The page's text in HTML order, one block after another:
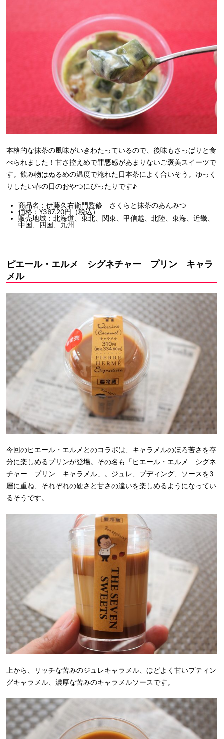
本格的な抹茶の風味がいきわたっているので、後味もさっぱりと食
べられました！甘さ控えめで罪悪感があまりないご褒美スイーツで
す。飲み物はぬるめの温度で淹れた日本茶によく合いそう。ゆっく
りしたい春の日のおやつにぴったりです♪
商品名：伊藤久右衛門監修 さくらと抹茶のあんみつ
価格：¥367.20円（税込）
販売地域：北海道、東北、関東、甲信越、北陸、東海、近畿、
中国、四国、九州
ピエール・エルメ シグネチャー プリン キャラ
メル
今回のピエール・エルメとのコラボは、キャラメルのほろ苦さを存
分に楽しめるプリンが登場。その名も「ピエール・エルメ シグネ
チャー プリン キャラメル」。ジュレ、プディング、ソースを3
層に重ね、それぞれの硬さと甘さの違いを楽しめるようになってい
るそうです。
上から、リッチな苦みのジュレキャラメル、ほどよく甘いプティン
グキャラメル、濃厚な苦みのキャラメルソースです。